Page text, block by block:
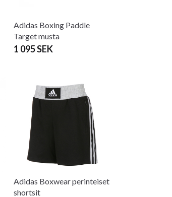
Adidas Boxing Paddle
Target musta
1 095 SEK
Adidas Boxwear perinteiset
shortsit